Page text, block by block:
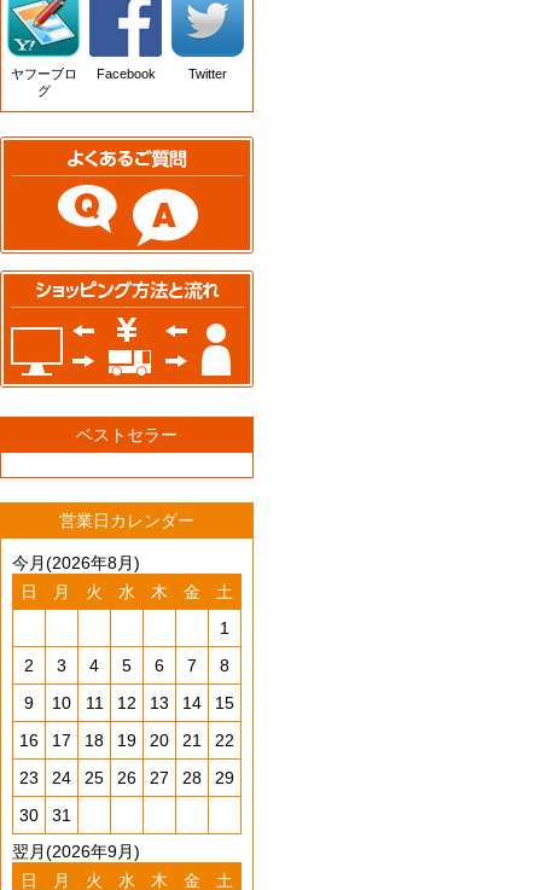
ヤフーブロ
グ
Facebook Twitter
ベストセラー
営業日カレンダー
今月(2026年8月)
日
月 火 水 木 金
土
1
2
3 4 5 6 7
8
9
10 11 12 13 14
15
16
17 18 19 20 21
22
23
24 25 26 27 28
29
30
31
翌月(2026年9月)
日
月 火 水 木 金
土